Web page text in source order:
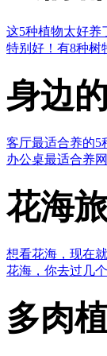
这5种植物太好养
特别好！ 有8种树
身边
客厅最适合养的5
办公桌最适合养
花海
想看花海，现在
花海，你去过几
多肉